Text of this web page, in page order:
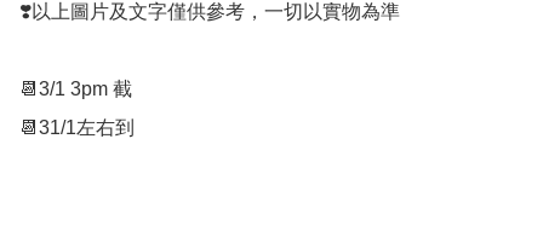
❣️以上圖片及文字僅供參考，一切以實物為準
📆3/1 3pm 截